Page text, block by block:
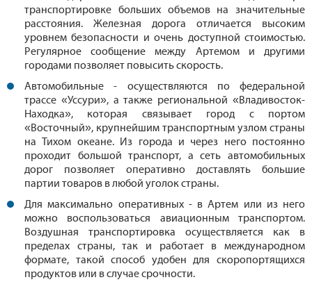
транспортировке больших объемов на значительные
расстояния. Железная дорога отличается высоким
уровнем безопасности и очень доступной стоимостью.
Регулярное сообщение между Артемом и другими
городами позволяет повысить скорость.
Автомобильные - осуществляются по федеральной
трассе «Уссури», а также региональной «Владивосток-
Находка», которая связывает город с портом
«Восточный», крупнейшим транспортным узлом страны
на Тихом океане. Из города и через него постоянно
проходит большой транспорт, а сеть автомобильных
дорог позволяет оперативно доставлять большие
партии товаров в любой уголок страны.
Для максимально оперативных - в Артем или из него
можно воспользоваться авиационным транспортом.
Воздушная транспортировка осуществляется как в
пределах страны, так и работает в международном
формате, такой способ удобен для скоропортящихся
продуктов или в случае срочности.